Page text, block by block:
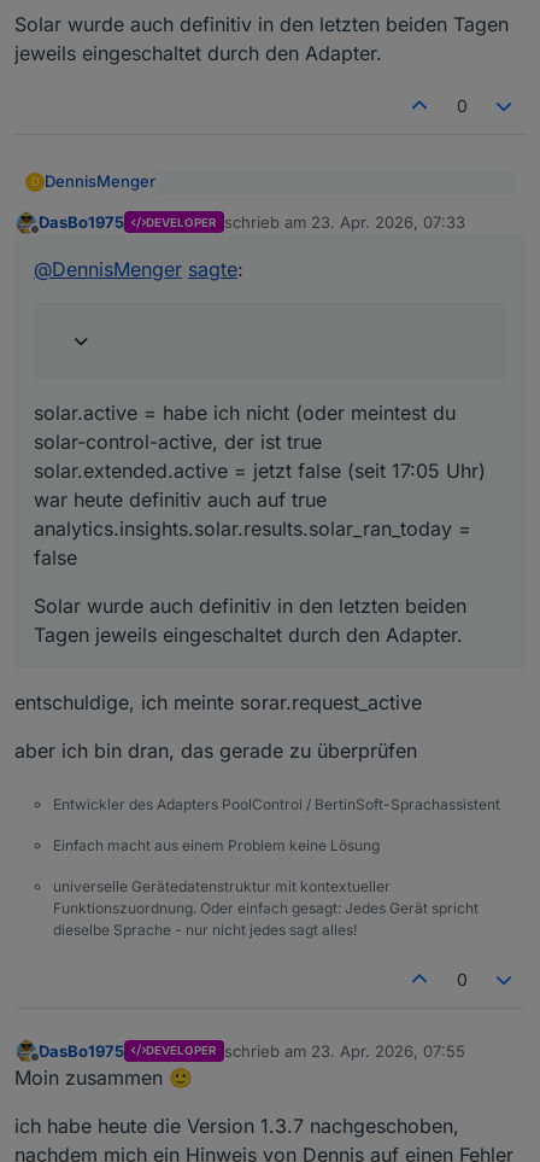
nochmal genauer an – dann könnte da tatsächlich
noch was nicht sauber greifen 👍
schicken, dann gehe ich da tiefer rein
Solar wurde auch definitiv in den letzten beiden Tagen
jeweils eingeschaltet durch den Adapter.
0
D DennisMenger
solar.extended.active
an_today
solar-control-active, der ist true
DasBo1975 DEVELOPER schrieb am 23. Apr. 2026, 07:33
zuletzt editiert von
@DennisMenger sagte:
solar.active = habe ich nicht (oder meintest du
solar-control-active, der ist true
solar.extended.active = jetzt false (seit 17:05 Uhr)
war heute definitiv auch auf true
analytics.insights.solar.results.solar_ran_today =
false
Solar wurde auch definitiv in den letzten beiden
Tagen jeweils eingeschaltet durch den Adapter.
entschuldige, ich meinte sorar.request_active
aber ich bin dran, das gerade zu überprüfen
Entwickler des Adapters PoolControl / BertinSoft-Sprachassistent
Einfach macht aus einem Problem keine Lösung
universelle Gerätedatenstruktur mit kontextueller
Funktionszuordnung. Oder einfach gesagt: Jedes Gerät spricht
dieselbe Sprache - nur nicht jedes sagt alles!
0
Offline
DasBo1975 DEVELOPER schrieb am 23. Apr. 2026, 07:55
zuletzt editiert von
Moin zusammen 🙂
ich habe heute die Version 1.3.7 nachgeschoben,
nachdem mich ein Hinweis von Dennis auf einen Fehler